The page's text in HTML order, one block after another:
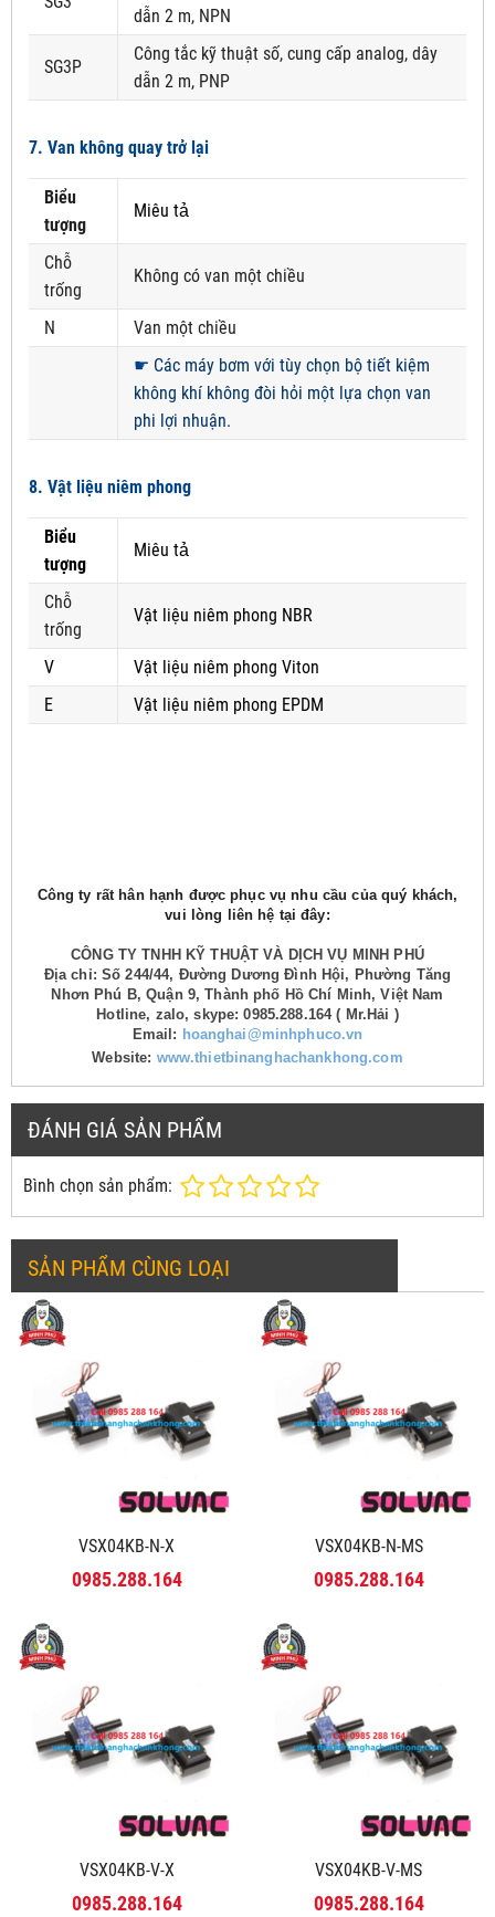
dẫn 2 m, NPN
SG3P
Công tắc kỹ thuật số, cung cấp analog, dây
dẫn 2 m, PNP
7. Van không quay trở lại
Biểu
tượng
Miêu tả
Chỗ
trống
Không có van một chiều
N
Van một chiều
☛ Các máy bơm với tùy chọn bộ tiết kiệm
không khí không đòi hỏi một lựa chọn van
phi lợi nhuận.
8. Vật liệu niêm phong
Biểu
tượng
Miêu tả
Chỗ
trống
Vật liệu niêm phong NBR
V
Vật liệu niêm phong Viton
E
Vật liệu niêm phong EPDM
Công ty rất hân hạnh được phục vụ nhu cầu của quý khách,
vui lòng liên hệ tại đây:
CÔNG TY TNHH KỸ THUẬT VÀ DỊCH VỤ MINH PHÚ
Địa chỉ: Số 244/44, Đường Dương Đình Hội, Phường Tăng
Nhơn Phú B, Quận 9, Thành phố Hồ Chí Minh, Việt Nam
Hotline, zalo, skype: 0985.288.164 ( Mr.Hải )
Email: hoanghai@minhphuco.vn
Website: www.thietbinanghachankhong.com
ĐÁNH GIÁ SẢN PHẨM
Bình chọn sản phẩm:
SẢN PHẨM CÙNG LOẠI
VSX04KB-N-X
0985.288.164
VSX04KB-N-MS
0985.288.164
VSX04KB-V-X
0985.288.164
VSX04KB-V-MS
0985.288.164